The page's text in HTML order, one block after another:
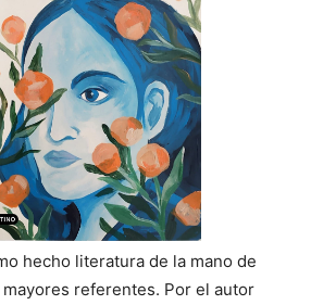
hecho literatura de la mano de
referentes. Por el autor